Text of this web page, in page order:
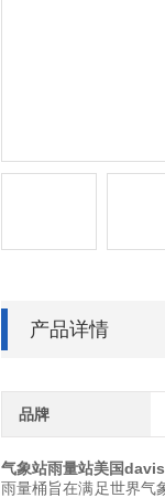
产品详情
品牌
气象站雨量站美国
雨量桶旨在满足世界气